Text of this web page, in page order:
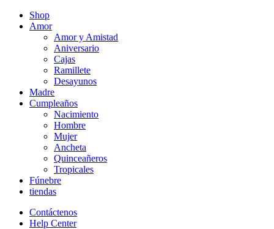
Shop
Amor
Amor y Amistad
Aniversario
Cajas
Ramillete
Desayunos
Madre
Cumpleaños
Nacimiento
Hombre
Mujer
Ancheta
Quinceañeros
Tropicales
Fúnebre
tiendas
Contáctenos
Help Center